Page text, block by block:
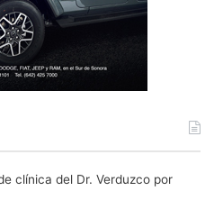
clínica del Dr. Verduzco por